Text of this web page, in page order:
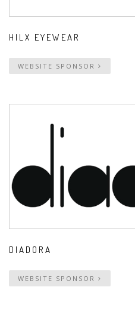
HILX EYEWEAR
WEBSITE SPONSOR
DIADORA
WEBSITE SPONSOR